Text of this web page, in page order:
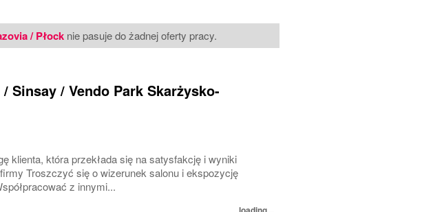
/ Płock​ nie pasuje do żadnej oferty pracy.
Sinsay / Vendo Park Skarżysko-
klienta, która przekłada się na satysfakcję i wyniki
Troszczyć się o wizerunek salonu i ekspozycję
z innymi...